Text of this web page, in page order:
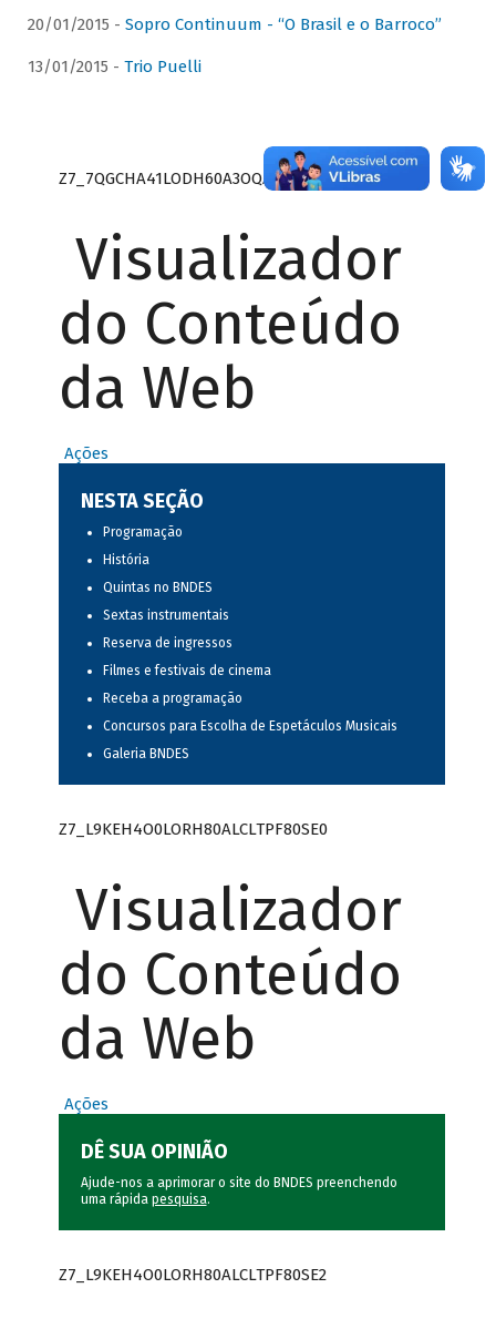
20/01/2015 - Sopro Continuum - “O Brasil e o Barroco”
13/01/2015 - Trio Puelli
Z7_7QGCHA41LODH60A3OQA8RN1415
Visualizador
do Conteúdo
da Web
Ações
NESTA SEÇÃO
Programação
História
Quintas no BNDES
Sextas instrumentais
Reserva de ingressos
Filmes e festivais de cinema
Receba a programação
Concursos para Escolha de Espetáculos Musicais
Galeria BNDES
Z7_L9KEH4O0LORH80ALCLTPF80SE0
Visualizador
do Conteúdo
da Web
Ações
DÊ SUA OPINIÃO
Ajude-nos a aprimorar o site do BNDES preenchendo
uma rápida pesquisa.
Z7_L9KEH4O0LORH80ALCLTPF80SE2